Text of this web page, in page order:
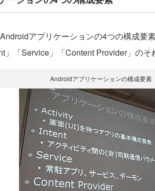
アプリケーションの4つの構成要
」「Service」「Content Provider」のそ
Androidアプリケーションの構成要素